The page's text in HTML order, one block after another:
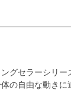
グセラーシリー
の自由な動き